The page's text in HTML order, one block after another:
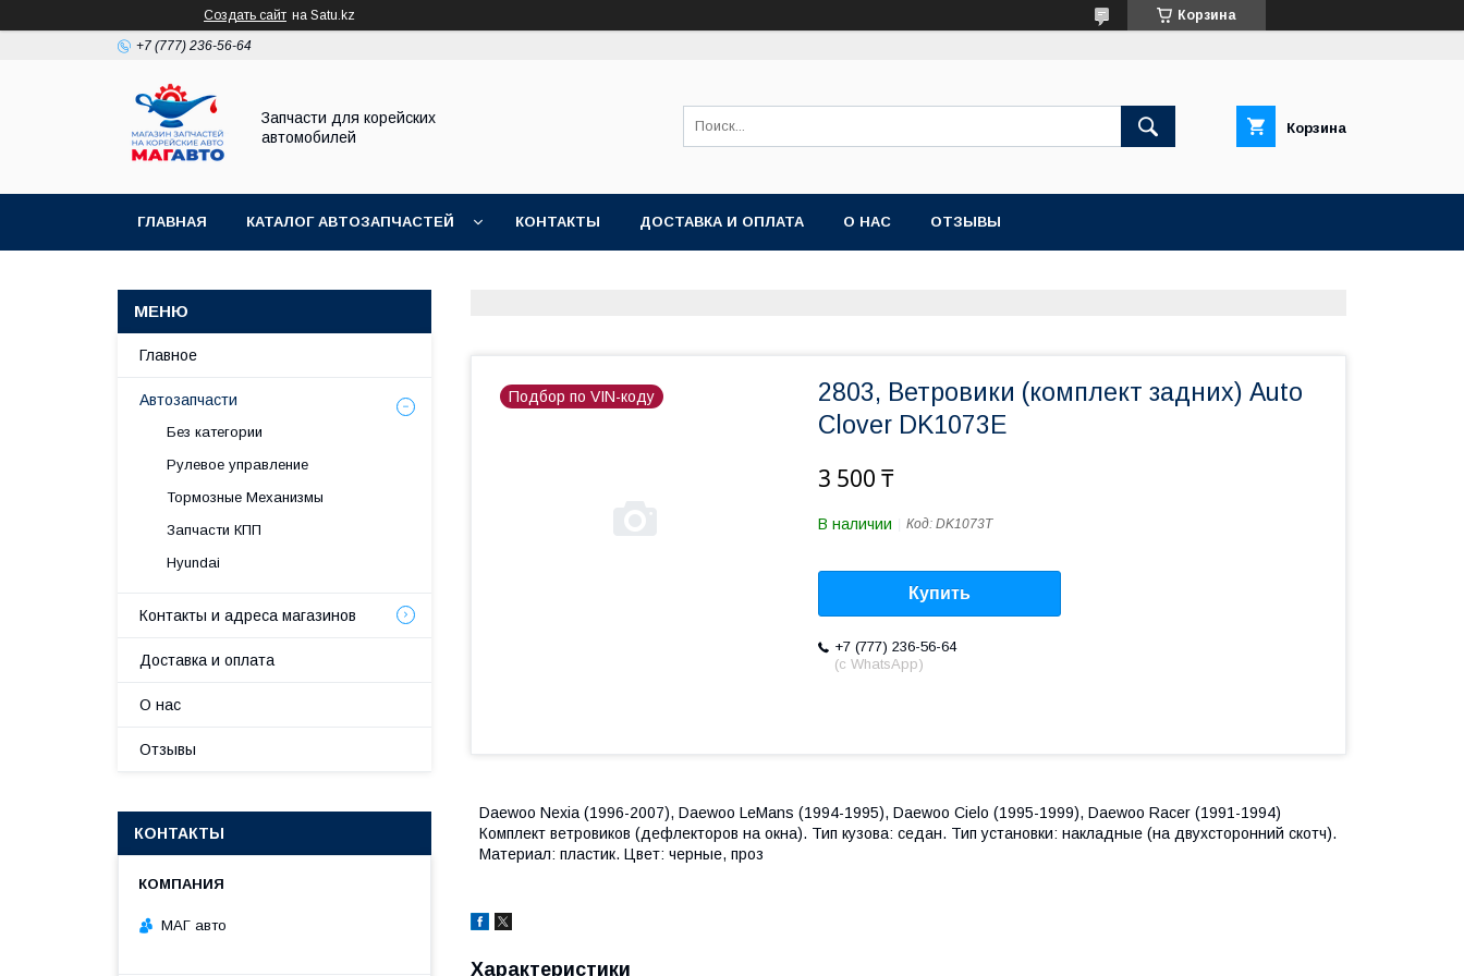
Создать сайт на Satu.kz Корзина
+7 (777) 236-56-64
Запчасти для корейских
автомобилей
Корзина
ГЛАВНАЯ КАТАЛОГ АВТОЗАПЧАСТЕЙ КОНТАКТЫ ДОСТАВКА И ОПЛАТА О НАС ОТЗЫВЫ
Подбор по VIN-коду
2803, Ветровики (комплект задних) Auto
Clover DK1073Е
3 500 ₸
В наличии Код: DK1073T
Купить
+7 (777) 236-56-64
(с WhatsApp)
Daewoo Nexia (1996-2007), Daewoo LeMans (1994-1995), Daewoo Cielo (1995-1999), Daewoo Racer (1991-1994)
Комплект ветровиков (дефлекторов на окна). Тип кузова: седан. Тип установки: накладные (на двухсторонний скотч).
Материал: пластик. Цвет: черные, проз
Характеристики
Главное
Автозапчасти
Без категории
Рулевое управление
Тормозные Механизмы
Запчасти КПП
Hyundai
Контакты и адреса магазинов
Доставка и оплата
О нас
Отзывы
КОНТАКТЫ
МАГ авто